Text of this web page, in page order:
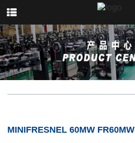
MINIFRESNEL 60MW FR60MW